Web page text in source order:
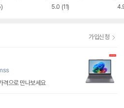
5.0 (11)
가입신청
격으로 만나보세요